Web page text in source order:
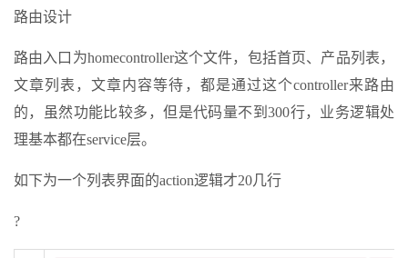
路由设计
路由入口为homecontroller这个文件，包括首页、产品列表，
文章列表，文章内容等待，都是通过这个controller来路由
的，虽然功能比较多，但是代码量不到300行，业务逻辑处
理基本都在service层。
如下为一个列表界面的action逻辑才20几行
?